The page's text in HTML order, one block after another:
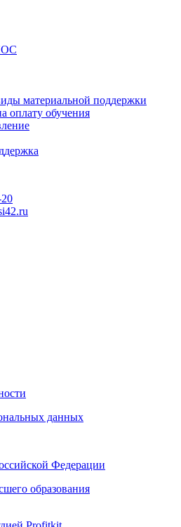
материальной поддержки
оплату обучения
данных
Федерации
образования